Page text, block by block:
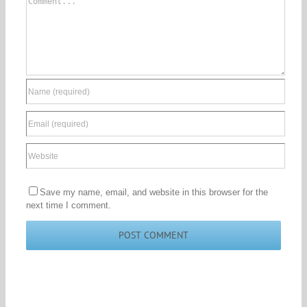
Save my name, email, and website in this browser for the
next time I comment.